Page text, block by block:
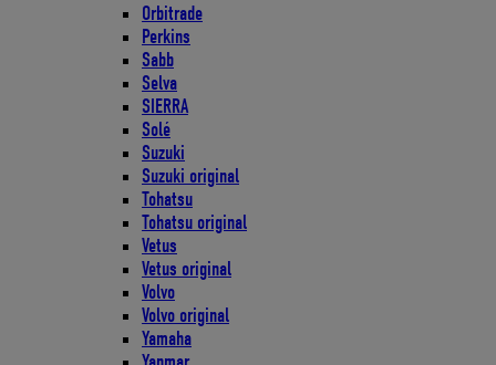
Orbitrade
Perkins
Sabb
Selva
SIERRA
Solé
Suzuki
Suzuki original
Tohatsu
Tohatsu original
Vetus
Vetus original
Volvo
Volvo original
Yamaha